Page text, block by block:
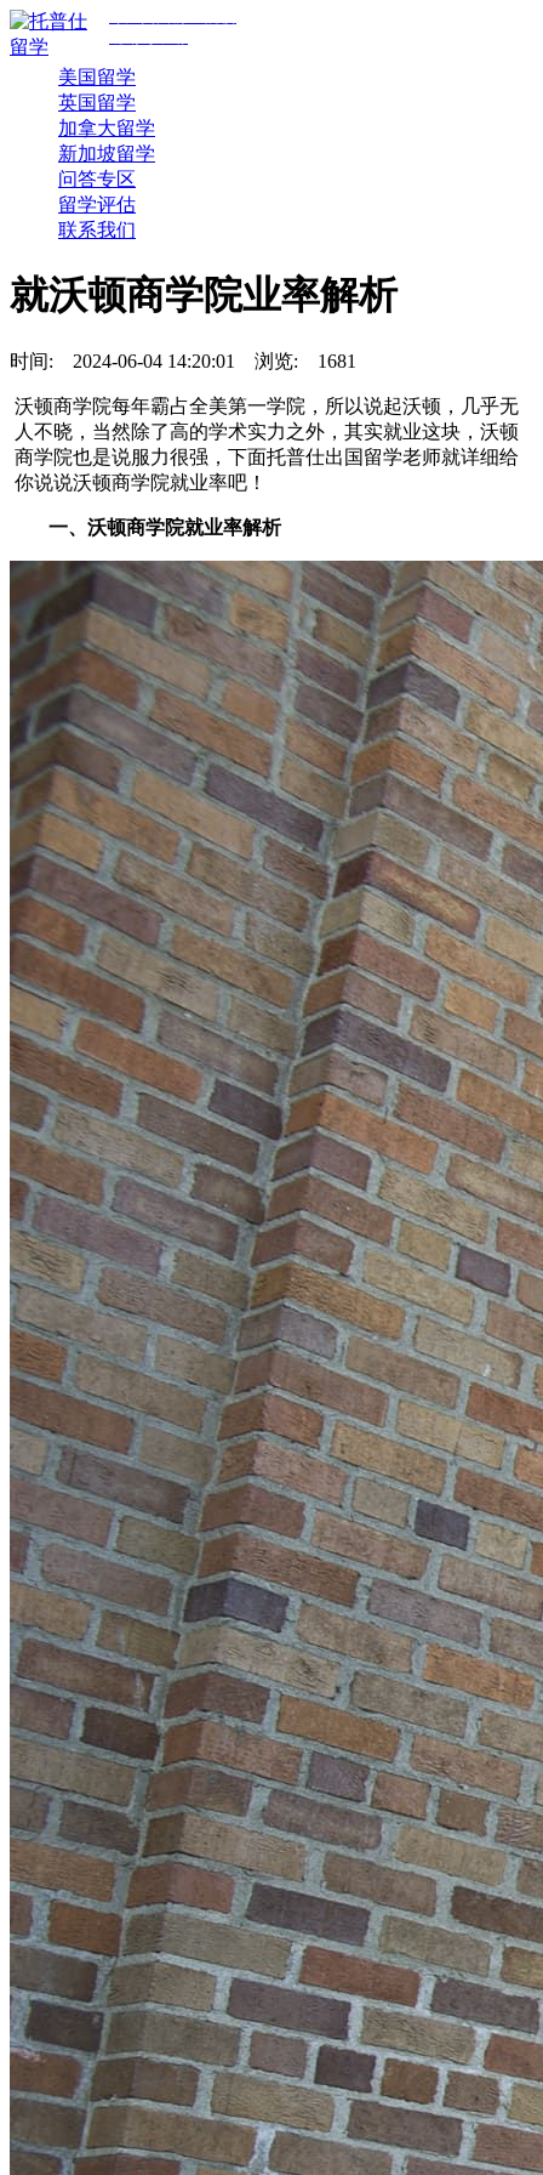
美国留学
英国留学
加拿大留学
新加坡留学
问答专区
留学评估
联系我们
就沃顿商学院业率解析
时间: 2024-06-04 14:20:01 浏览: 1681
沃顿商学院每年霸占全美第一学院，所以说起沃顿，几乎无
人不晓，当然除了高的学术实力之外，其实就业这块，沃顿
商学院也是说服力很强，下面托普仕出国留学老师就详细给
你说说沃顿商学院就业率吧！
一、沃顿商学院就业率解析